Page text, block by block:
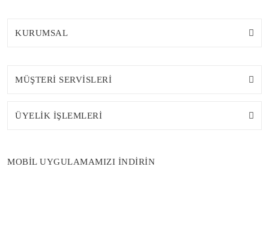
KURUMSAL
MÜŞTERİ SERVİSLERİ
ÜYELİK İŞLEMLERİ
MOBİL UYGULAMAMIZI İNDİRİN